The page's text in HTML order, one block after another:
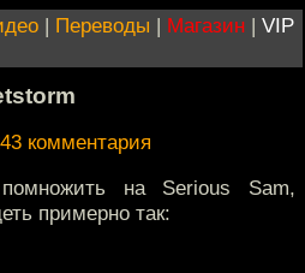
| Переводы | Магазин | VIP
комментария
на Serious Sam,
примерно так: